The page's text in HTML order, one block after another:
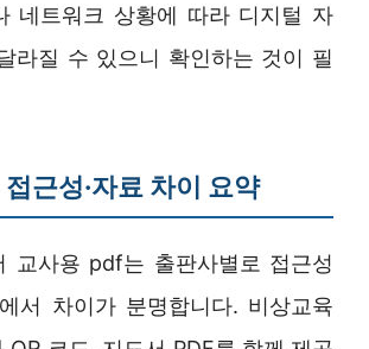
네트워크 상황에 따라 디지털 자
라질 수 있으니 확인하는 것이 필
근성·자료 차이 요약
교사용 pdf는 출판사별로 접근성
서 차이가 분명합니다. 비상교육